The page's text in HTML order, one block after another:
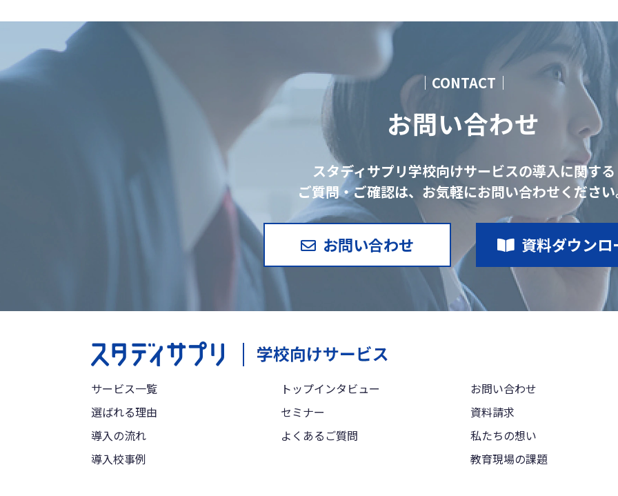
｜CONTACT｜
お問い合わせ
スタディサプリ学校向けサービスの導入に関する
ご質問・ご確認は、お気軽にお問い合わせください
お問い合わせ 資料ダウンロ
サービス一覧
選ばれる理由
導入の流れ
導入校事例
トップインタビュー
セミナー
よくあるご質問
お問い合わせ
資料請求
私たちの想い
教育現場の課題